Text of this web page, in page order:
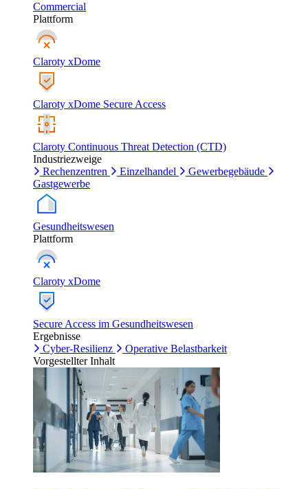
Commercial
Plattform
Claroty xDome
Claroty xDome Secure Access
Claroty Continuous Threat Detection (CTD)
Industriezweige
Rechenzentren
Einzelhandel
Gewerbegebäude
Gastgewerbe
Gesundheitswesen
Plattform
Claroty xDome
Secure Access im Gesundheitswesen
Ergebnisse
Cyber-Resilienz
Operative Belastbarkeit
Vorgestellter Inhalt